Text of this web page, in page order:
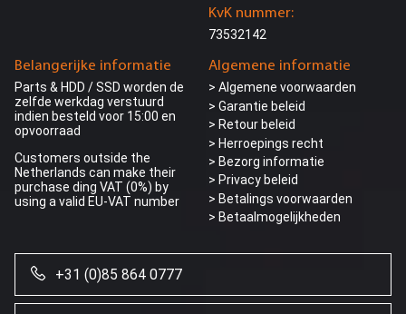
Belangerijke informatie
Parts & HDD / SSD worden de
zelfde werkdag verstuurd
indien besteld voor 15:00 en
opvoorraad
Customers outside the
Netherlands can make their
purchase ding VAT (0%) by
using a valid EU-VAT number
Algemene informatie
> Algemene voorwaarden
> Garantie beleid
> Retour beleid
> Herroepings recht
> Bezorg informatie
> Privacy beleid
> Betalings voorwaarden
> Betaalmogelijkheden
KvK nummer:
73532142
+31 (0)85 864 0777
Wij gebruiken
cookies